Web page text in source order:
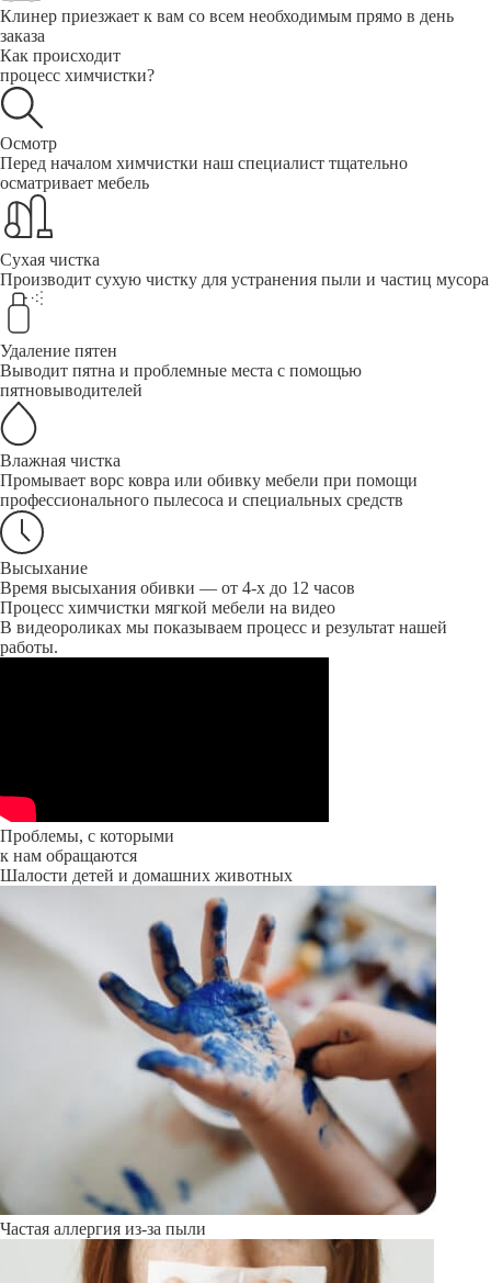
Клинер приезжает к вам со всем необходимым прямо в день
заказа
Как происходит
процесс химчистки?
Осмотр
Перед началом химчистки наш специалист тщательно
осматривает мебель
Сухая чистка
Производит сухую чистку для устранения пыли и частиц мусора
Удаление пятен
Выводит пятна и проблемные места с помощью
пятновыводителей
Влажная чистка
Промывает ворс ковра или обивку мебели при помощи
профессионального пылесоса и специальных средств
Высыхание
Время высыхания обивки — от 4-х до 12 часов
Процесс химчистки мягкой мебели на видео
В видеороликах мы показываем процесс и результат нашей
работы.
Проблемы, с которыми
к нам обращаются
Шалости детей и домашних животных
Частая аллергия из-за пыли